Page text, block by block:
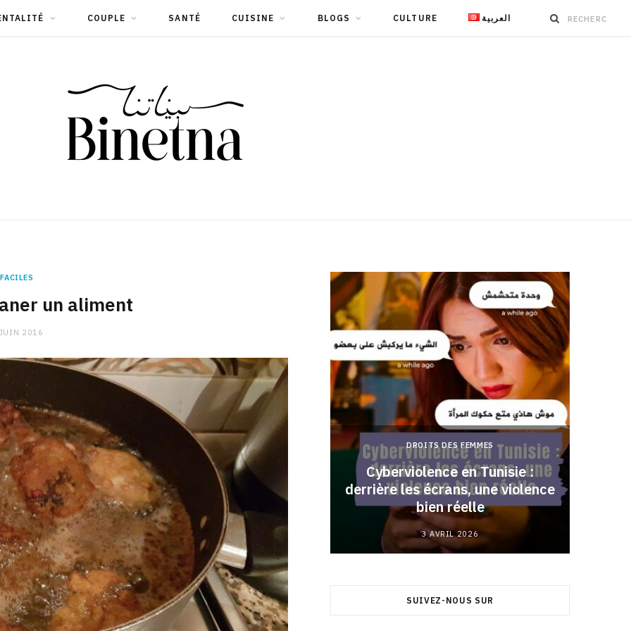
COUPLE SANTÉ CUISINE BLOGS CULTURE العربية
FACILES
un aliment
2016
CHARGE MENTALE
Stress après le travail :
comment relâcher la pression
9 JANVIER 2026
DROITS DES FEMMES
Cyberviolence en Tunisie :
derrière les écrans, une violence
bien réelle
3 AVRIL 2026
SUIVEZ-NOUS SUR